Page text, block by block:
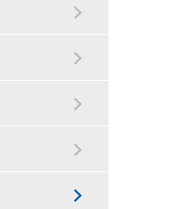
德国斯派克台式直读光谱仪SPECTRO MAXx 电弧/火花OES金属分析仪